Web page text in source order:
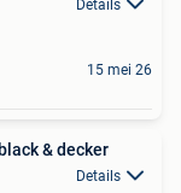
Details
15 mei 26
& decker
Details